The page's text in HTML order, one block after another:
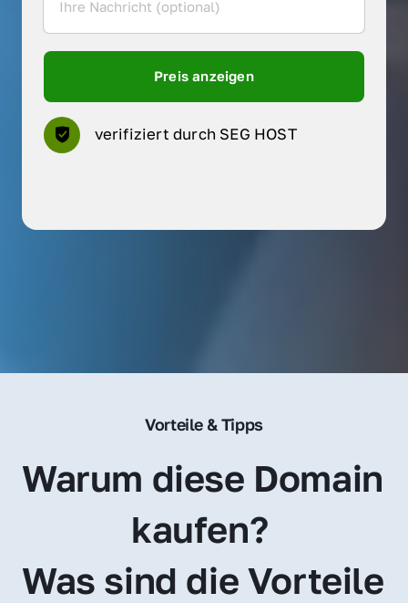
Preis anzeigen
verifiziert durch SEG HOST
Vorteile & Tipps
Warum diese Domain
kaufen?
Was sind die Vorteile